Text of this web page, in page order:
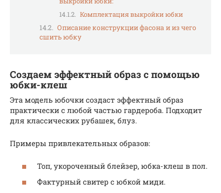
Комплектация выкройки юбки
Описание конструкции фасона и из чего
сшить юбку
Создаем эффектный образ с помощью
юбки-клеш
Эта модель юбочки создаст эффектный образ
практически с любой частью гардероба. Подходит
для классических рубашек, блуз.
Примеры привлекательных образов:
Топ, укороченный блейзер, юбка-клеш в пол.
Фактурный свитер с юбкой миди.